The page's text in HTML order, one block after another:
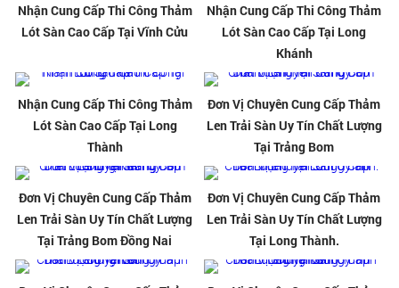
Nhận Cung Cấp Thi Công Thảm
Lót Sàn Cao Cấp Tại Vĩnh Cửu
Nhận Cung Cấp Thi Công Thảm
Lót Sàn Cao Cấp Tại Long
Khánh
Nhận Cung Cấp Thi Công Thảm
Lót Sàn Cao Cấp Tại Long
Thành
Đơn Vị Chuyên Cung Cấp Thảm
Len Trải Sàn Uy Tín Chất Lượng
Tại Trảng Bom
Đơn Vị Chuyên Cung Cấp Thảm
Len Trải Sàn Uy Tín Chất Lượng
Tại Trảng Bom Đồng Nai
Đơn Vị Chuyên Cung Cấp Thảm
Len Trải Sàn Uy Tín Chất Lượng
Tại Long Thành.